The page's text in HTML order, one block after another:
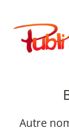
contenu
Publimath
Autre